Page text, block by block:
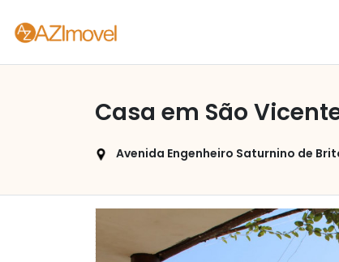
Casa em São
Avenida Engenheiro Saturnino de